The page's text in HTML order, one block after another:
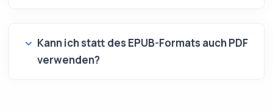
Kann ich statt des EPUB-Formats auch PDF
verwenden?